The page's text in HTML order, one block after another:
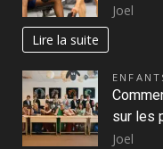
Joel
Lire la suite
sur les
Joel